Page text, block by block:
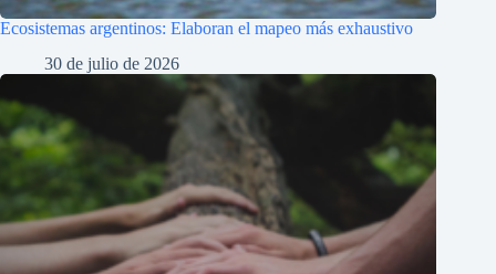
Ecosistemas argentinos: Elaboran el mapeo más exhaustivo
30 de julio de 2026